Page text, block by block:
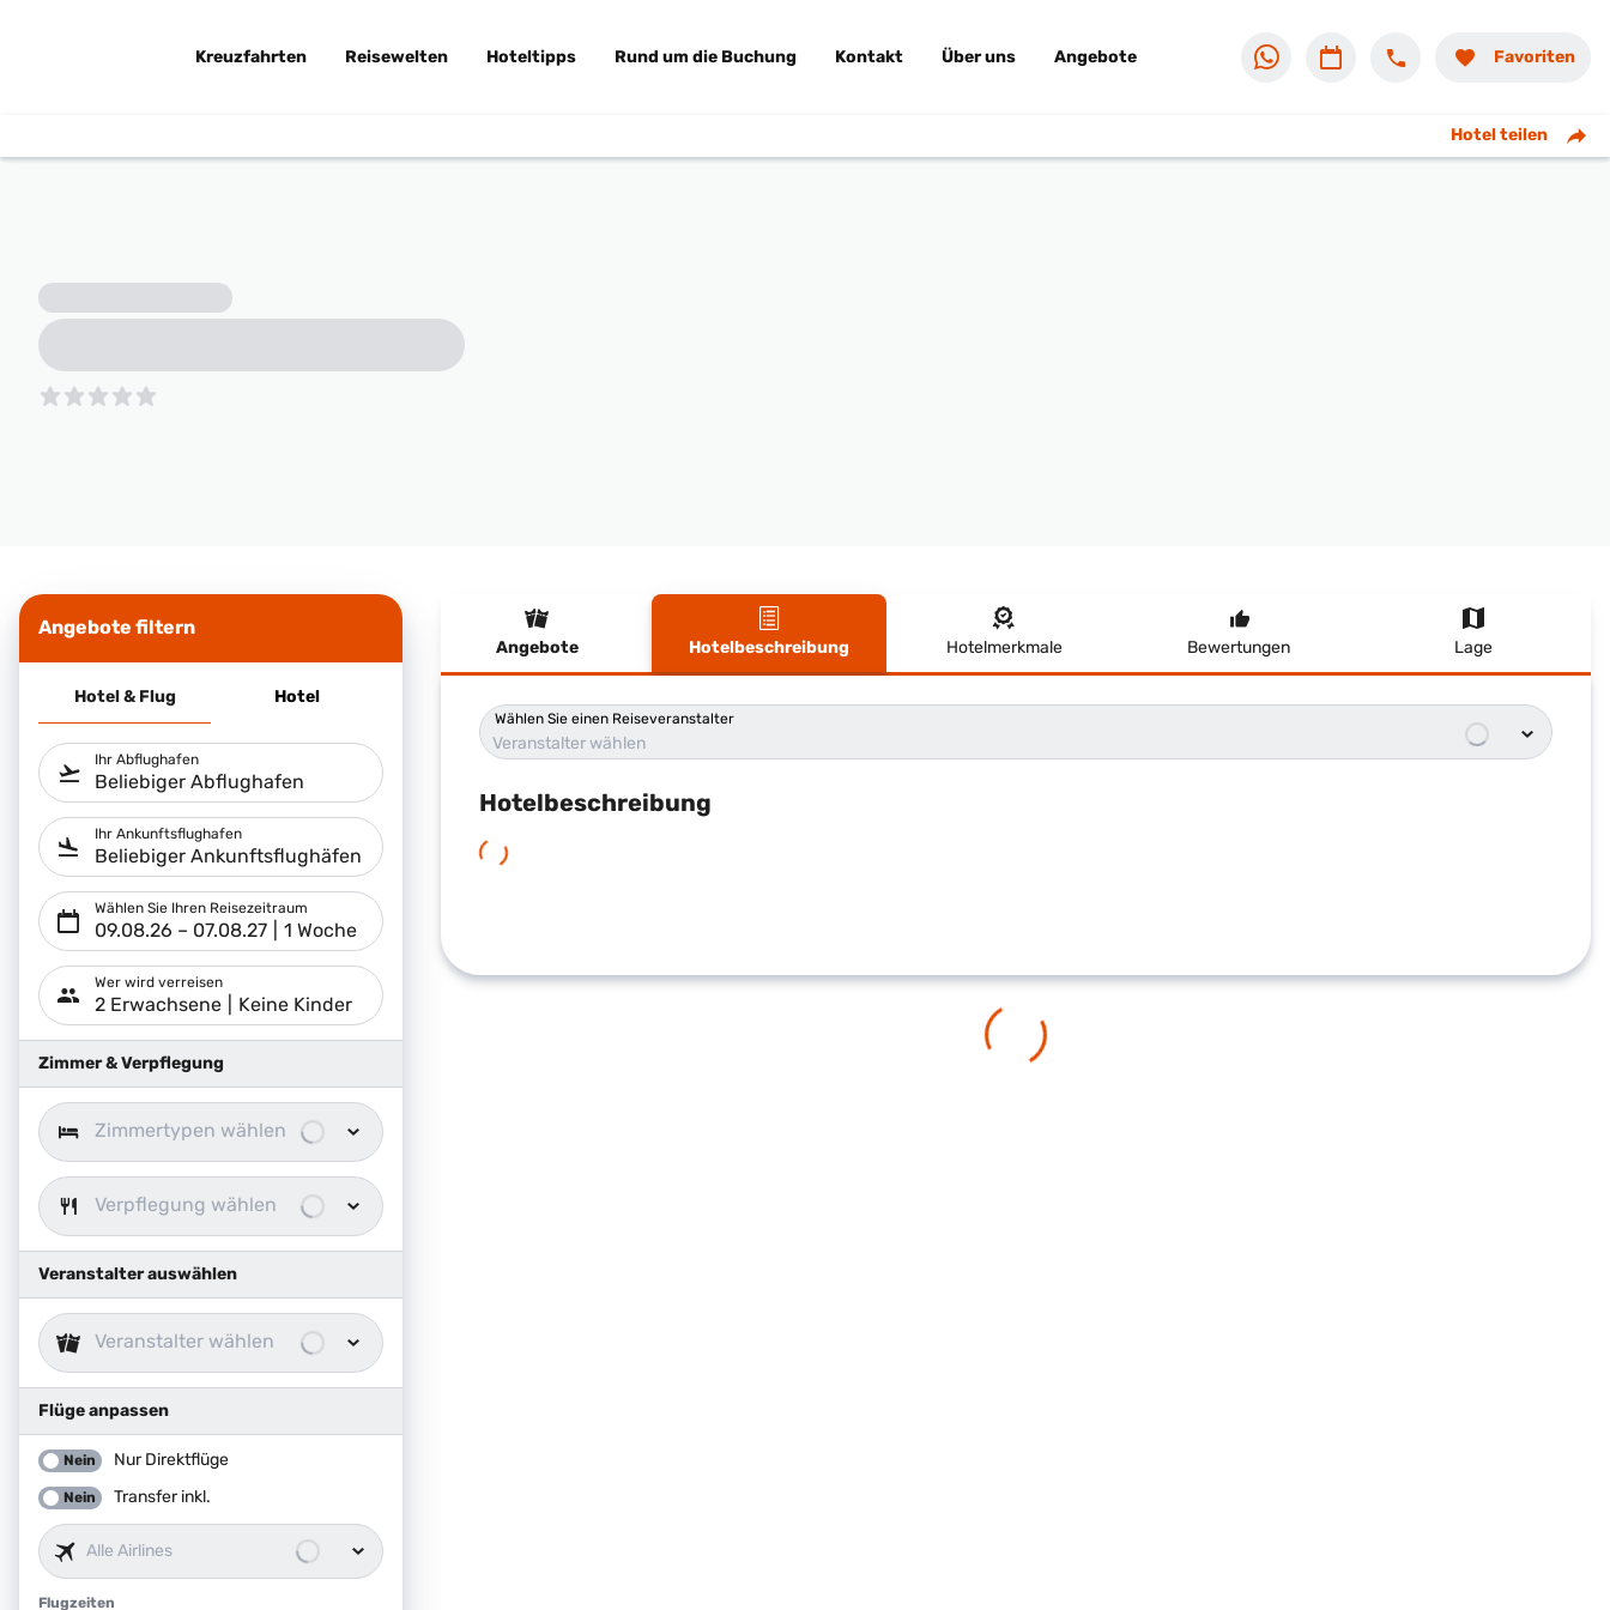
Kreuzfahrten Reisewelten Hoteltipps Rund um die Buchung Kontakt Über uns Angebote Favoriten
Hotel teilen
5
Angebote filtern
Hotel & Flug Hotel
Ihr Abflughafen
Beliebiger Abflughafen
Ihr Ankunftsflughafen
Beliebiger Ankunftsflughäfen
Wählen Sie Ihren Reisezeitraum
09.08.26 – 07.08.27 1 Woche
Wer wird verreisen
2 Erwachsene Keine Kinder
Zimmer & Verpflegung
Zimmertypen wählen
Verpflegung wählen
Veranstalter auswählen
Veranstalter wählen
Flüge anpassen
Nein Nur Direktflüge
Nein Transfer inkl.
Alle Airlines
Flugzeiten
Flugzeiten
Angebote Hotelbeschreibung Hotelmerkmale Bewertungen Lage
Hotelbeschreibung
Wählen Sie einen Reiseveranstalter
Veranstalter wählen
Hotelbeschreibung